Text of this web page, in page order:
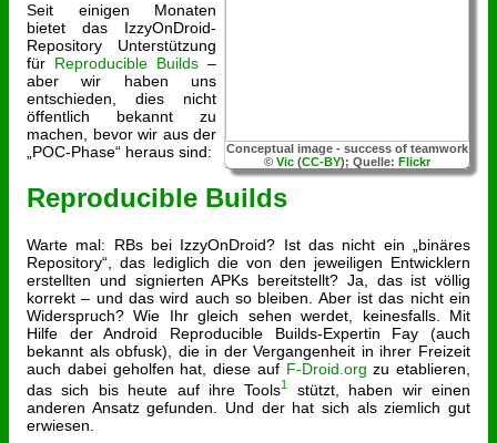
Conceptual image - success of teamwork
© Vic (CC-BY); Quelle: Flickr
Seit einigen Monaten
bietet das IzzyOnDroid-
Repository Unterstützung
für Reproducible Builds –
aber wir haben uns
entschieden, dies nicht
öffentlich bekannt zu
machen, bevor wir aus der
„POC-Phase“ heraus sind:
Reproducible Builds
Warte mal: RBs bei IzzyOnDroid? Ist das nicht ein „binäres
Repository“, das lediglich die von den jeweiligen Entwicklern
erstellten und signierten APKs bereitstellt? Ja, das ist völlig
korrekt – und das wird auch so bleiben. Aber ist das nicht ein
Widerspruch? Wie Ihr gleich sehen werdet, keinesfalls. Mit
Hilfe der Android Reproducible Builds-Expertin Fay (auch
bekannt als obfusk), die in der Vergangenheit in ihrer Freizeit
auch dabei geholfen hat, diese auf F-Droid.org zu etablieren,
das sich bis heute auf ihre Tools1
stützt, haben wir einen
anderen Ansatz gefunden. Und der hat sich als ziemlich gut
erwiesen.